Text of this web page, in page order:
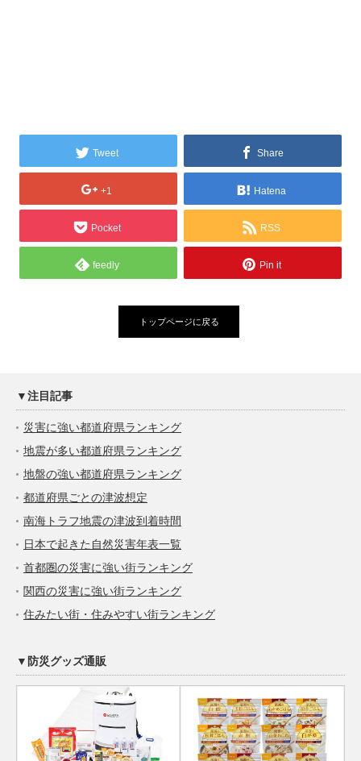
Tweet Share
+1 Hatena
Pocket RSS
feedly Pin it
トップページに戻る
▼注目記事
災害に強い都道府県ランキング
地震が多い都道府県ランキング
地盤の強い都道府県ランキング
都道府県ごとの津波想定
南海トラフ地震の津波到着時間
日本で起きた自然災害年表一覧
首都圏の災害に強い街ランキング
関西の災害に強い街ランキング
住みたい街・住みやすい街ランキング
▼防災グッズ通販